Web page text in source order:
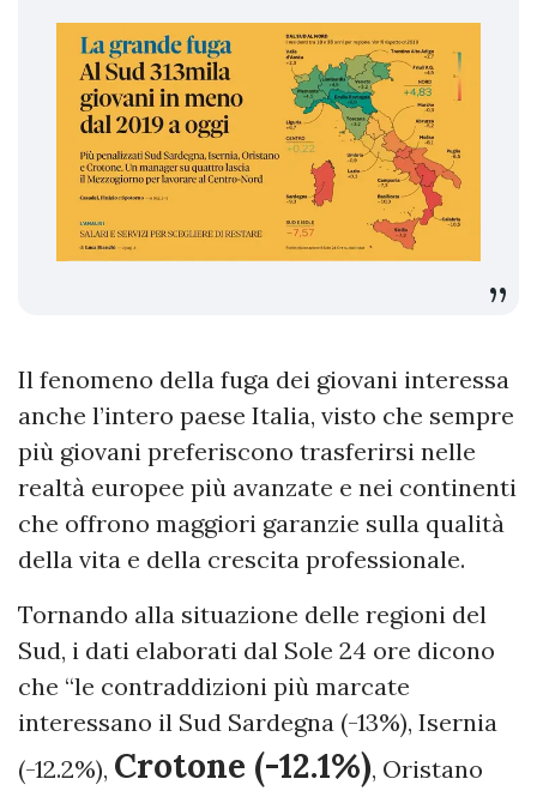
Il fenomeno della fuga dei giovani interessa
anche l’intero paese Italia, visto che sempre
più giovani preferiscono trasferirsi nelle
realtà europee più avanzate e nei continenti
che offrono maggiori garanzie sulla qualità
della vita e della crescita professionale.
Tornando alla situazione delle regioni del
Sud, i dati elaborati dal Sole 24 ore dicono
che “le contraddizioni più marcate
interessano il Sud Sardegna (-13%), Isernia
(-12.2%), Crotone (-12.1%), Oristano